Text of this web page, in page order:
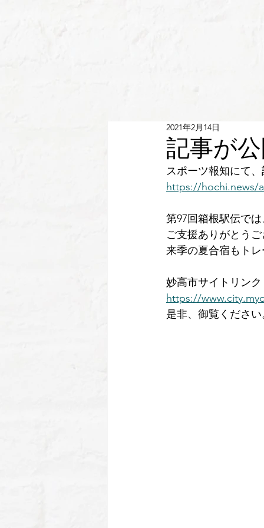
記事が
2021年2月14日
スポーツ報知にて
https://hochi.news/
第97回箱根駅伝で
ご支援ありがとう
来季の夏合宿もト
妙高市サイトリンク
https://
是非、御覧ください